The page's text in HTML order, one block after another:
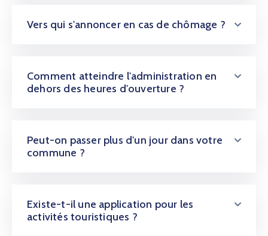
Vers qui s'annoncer en cas de chômage ?
Comment atteindre l'administration en
dehors des heures d'ouverture ?
Peut-on passer plus d'un jour dans votre
commune ?
Existe-t-il une application pour les
activités touristiques ?